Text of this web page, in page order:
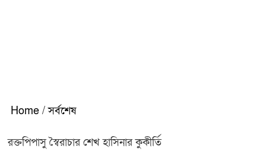
Home / সর্বশেষ
রক্তপিপাসু স্বৈরাচার শেখ হাসিনার কুকীর্তি